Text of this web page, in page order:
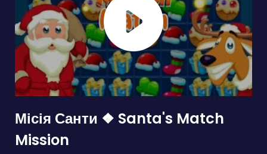
Місія Санти ❖ Santa's Match
Mission